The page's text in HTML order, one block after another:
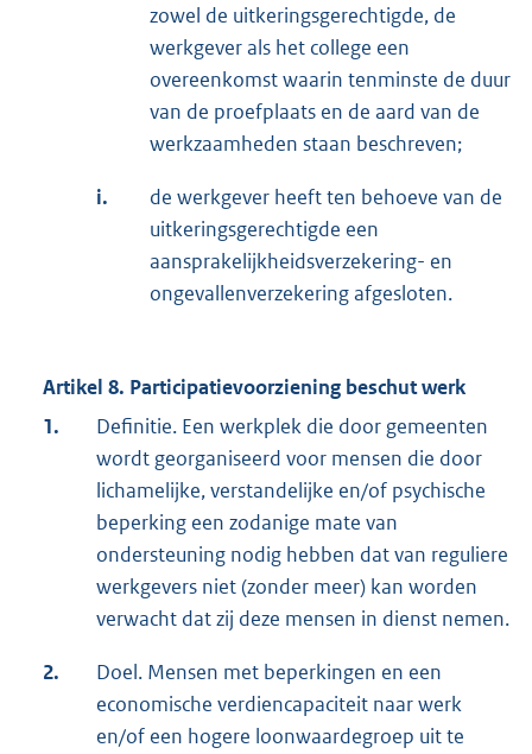
zowel de uitkeringsgerechtigde, de
werkgever als het college een
overeenkomst waarin tenminste de duur
van de proefplaats en de aard van de
werkzaamheden staan beschreven;
i.
de werkgever heeft ten behoeve van de
uitkeringsgerechtigde een
aansprakelijkheidsverzekering- en
ongevallenverzekering afgesloten.
Artikel 8. Participatievoorziening beschut werk
1.
Definitie. Een werkplek die door gemeenten
wordt georganiseerd voor mensen die door
lichamelijke, verstandelijke en/of psychische
beperking een zodanige mate van
ondersteuning nodig hebben dat van reguliere
werkgevers niet (zonder meer) kan worden
verwacht dat zij deze mensen in dienst nemen.
2.
Doel. Mensen met beperkingen en een
economische verdiencapaciteit naar werk
en/of een hogere loonwaardegroep uit te